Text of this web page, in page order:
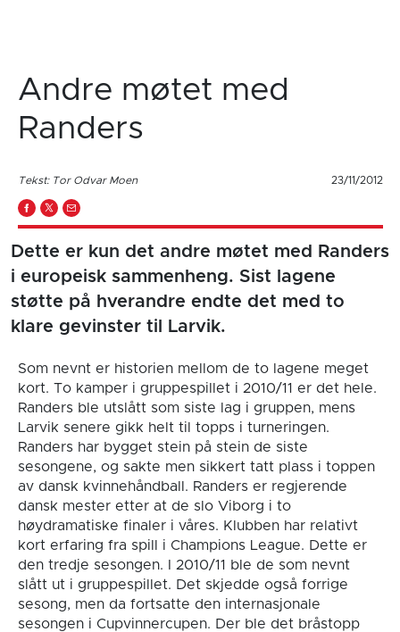
Andre møtet med
Randers
Tekst: Tor Odvar Moen 23/11/2012
Dette er kun det andre møtet med Randers
i europeisk sammenheng. Sist lagene
støtte på hverandre endte det med to
klare gevinster til Larvik.
Som nevnt er historien mellom de to lagene meget
kort. To kamper i gruppespillet i 2010/11 er det hele.
Randers ble utslått som siste lag i gruppen, mens
Larvik senere gikk helt til topps i turneringen.
Randers har bygget stein på stein de siste
sesongene, og sakte men sikkert tatt plass i toppen
av dansk kvinnehåndball. Randers er regjerende
dansk mester etter at de slo Viborg i to
høydramatiske finaler i våres. Klubben har relativt
kort erfaring fra spill i Champions League. Dette er
den tredje sesongen. I 2010/11 ble de som nevnt
slått ut i gruppespillet. Det skjedde også forrige
sesong, men da fortsatte den internasjonale
sesongen i Cupvinnercupen. Der ble det bråstopp